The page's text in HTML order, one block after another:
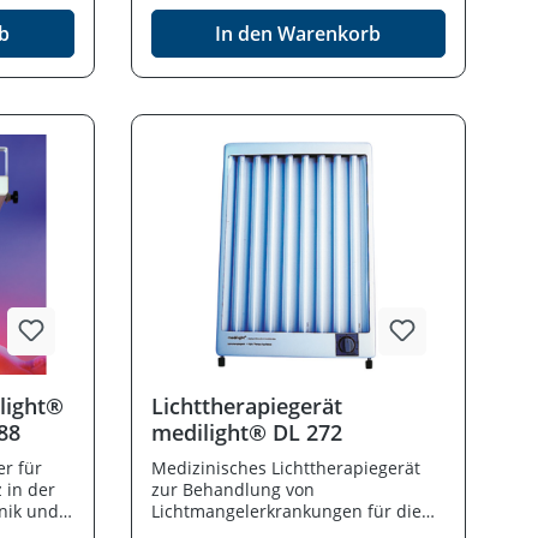
(RS-
ca. 160
PC-EKGs. LC-Display zur Anzeige
aller wichtigen Parameter LED-
Anzeige für Drehzahl des
Verbindungskabel zum PC optional.
und Installation.
In den Warenkorb
für
in der
und
Lichttherapiegerät
medilight® DL 272
Medizinisches Lichttherapiegerät
zur Behandlung von
Lichtmangelerkrankungen für die